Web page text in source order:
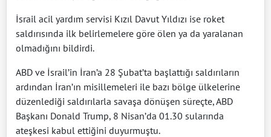
İsrail acil yardım servisi Kızıl Davut Yıldızı ise roket
saldırısında ilk belirlemelere göre ölen ya da yaralanan
olmadığını bildirdi.
ABD ve İsrail’in İran’a 28 Şubat’ta başlattığı saldırıların
ardından İran’ın misillemeleri ile bazı bölge ülkelerine
düzenlediği saldırılarla savaşa dönüşen süreçte, ABD
Başkanı Donald Trump, 8 Nisan’da 01.30 sularında
ateşkesi kabul ettiğini duyurmuştu.